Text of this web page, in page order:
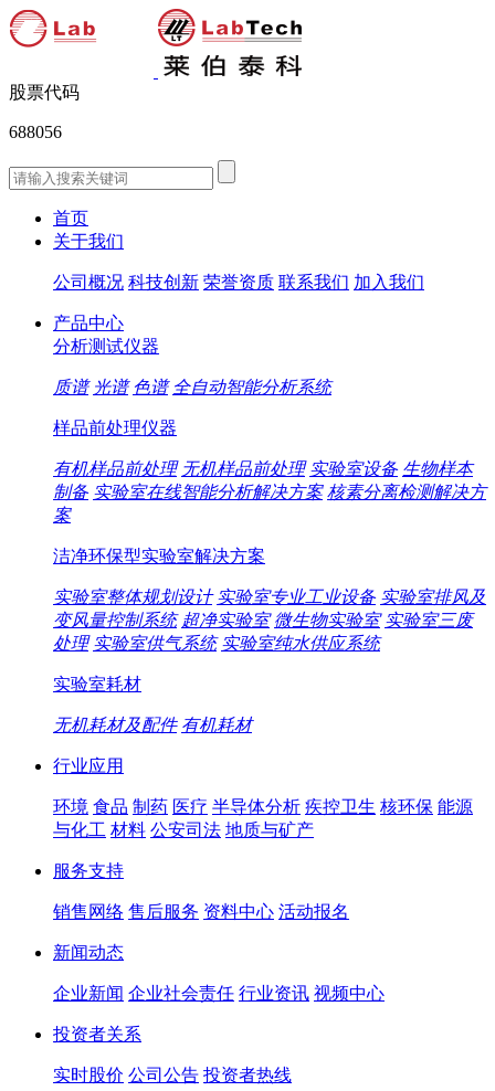
股票代码
688056
首页
关于我们
公司概况 科技创新 荣誉资质 联系我们 加入我们
产品中心
分析测试仪器
质谱 光谱 色谱 全自动智能分析系统
样品前处理仪器
有机样品前处理 无机样品前处理 实验室设备 生物样本
制备 实验室在线智能分析解决方案 核素分离检测解决方
案
洁净环保型实验室解决方案
实验室整体规划设计 实验室专业工业设备 实验室排风及
变风量控制系统 超净实验室 微生物实验室 实验室三废
处理 实验室供气系统 实验室纯水供应系统
实验室耗材
无机耗材及配件 有机耗材
行业应用
环境 食品 制药 医疗 半导体分析 疾控卫生 核环保 能源
与化工 材料 公安司法 地质与矿产
服务支持
销售网络 售后服务 资料中心 活动报名
新闻动态
企业新闻 企业社会责任 行业资讯 视频中心
投资者关系
实时股价 公司公告 投资者热线